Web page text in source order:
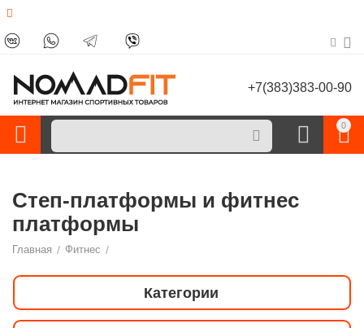
+7(383)383-00-90
0
Степ-платформы и фитнес
платформы
Главная / Фитнес /
Категории